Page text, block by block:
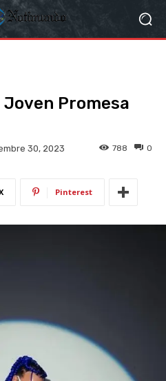
Promesa
30, 2023 0
788
Pinterest